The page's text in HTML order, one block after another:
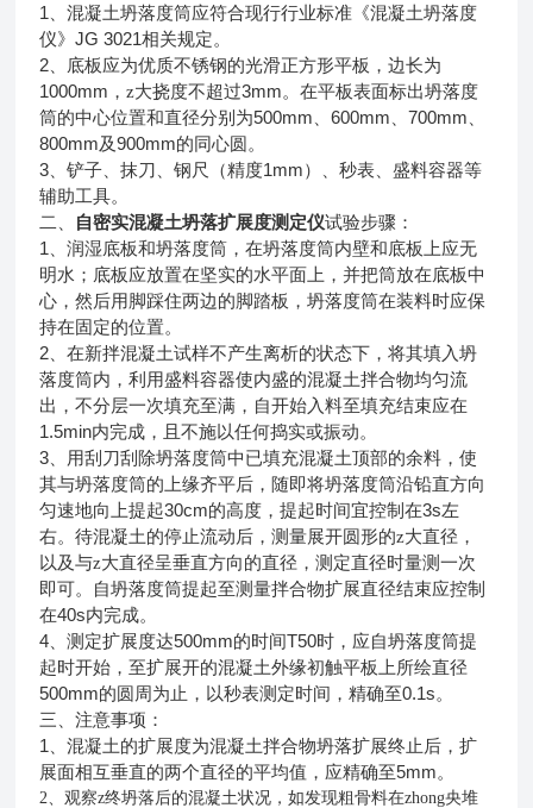
1 、混凝土坍落度筒应符合现行行业标准《混凝土坍落度
仪》JG 3021相关规定。
2 、底板应为优质不锈钢的光滑正方形平板，边长为
1000mm ，z大挠度不超过3mm。在平板表面标出坍落度
筒的中心位置和直径分别为500mm 、600mm 、700mm
800mm及900mm的同心圆。
3 、铲子、抹刀、钢尺（精度1mm）、秒表、盛料容器等
辅助工具。
二、 自密实混凝土坍落扩展度测定仪试验步骤：
1 、润湿底板和坍落度筒，在坍落度筒内壁和底板上应无
明水；底板应放置在坚实的水平面上，并把筒放在底板中
心，然后用脚踩住两边的脚踏板，坍落度筒在装料时应保
持在固定的位置。
2 、在新拌混凝土试样不产生离析的状态下，将其填入坍
落度筒内，利用盛料容器使内盛的混凝土拌合物均匀流
出，不分层一次填充至满，自开始入料至填充结束应在
1.5min内完成，且不施以任何捣实或振动。
3 、用刮刀刮除坍落度筒中已填充混凝土顶部的余料，使
其与坍落度筒的上缘齐平后，随即将坍落度筒沿铅直方向
匀速地向上提起30cm的高度，提起时间宜控制在3s左
右。待混凝土的停止流动后，测量展开圆形的z大直径，
以及与z大直径呈垂直方向的直径，测定直径时量测一次
即可。自坍落度筒提起至测量拌合物扩展直径结束应控制
在40s内完成。
4 、测定扩展度达500mm的时间T50时，应自坍落度筒提
起时开始，至扩展开的混凝土外缘初触平板上所绘直径
500mm的圆周为止，以秒表测定时间，精确至0.1s。
三、注意事项：
1 、混凝土的扩展度为混凝土拌合物坍落扩展终止后，扩
展面相互垂直的两个直径的平均值，应精确至5mm。
2 、观察z终坍落后的混凝土状况，如发现粗骨料在zhong央堆